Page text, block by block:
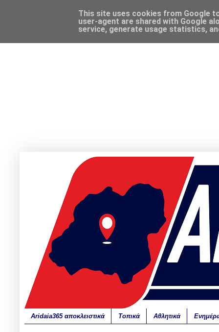
Aridaia365 αποκλειστικά Τοπικά Αθλητικά
This site uses cookies from Google
user-agent are shared with Google
service, generate usage statistics,